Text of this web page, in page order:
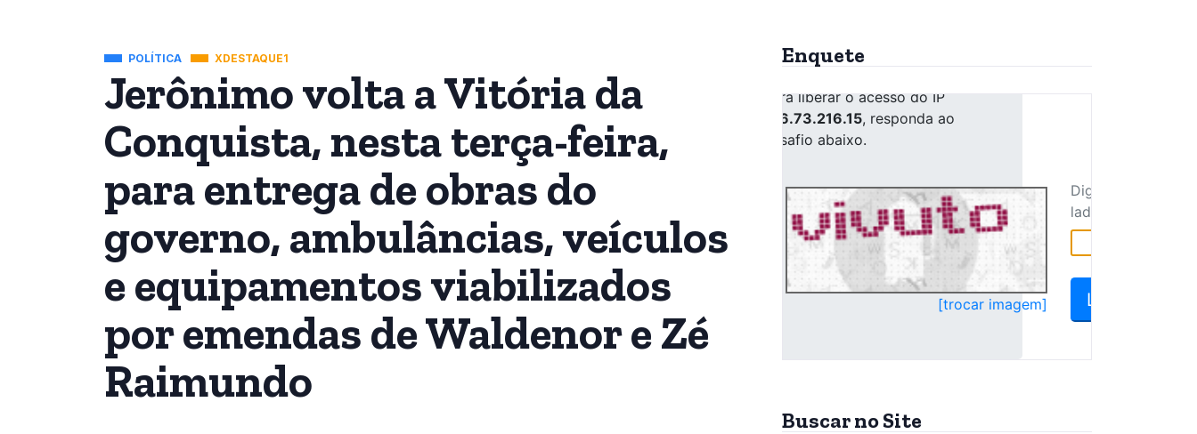
POLÍTICA XDESTAQUE1
Jerônimo volta a Vitória da
Conquista, nesta terça-feira,
para entrega de obras do
governo, ambulâncias, veículos
e equipamentos viabilizados
por emendas de Waldenor e Zé
Raimundo
Enquete
Buscar no Site